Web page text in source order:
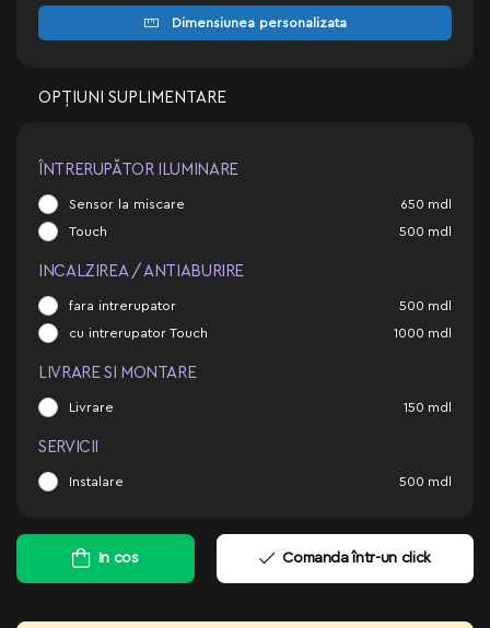
Dimensiunea personalizata
OPȚIUNI SUPLIMENTARE
ÎNTRERUPĂTOR ILUMINARE
Sensor la miscare 650 mdl
Touch 500 mdl
INCALZIREA / ANTIABURIRE
fara intrerupator 500 mdl
cu intrerupator Touch 1000 mdl
LIVRARE SI MONTARE
Livrare 150 mdl
SERVICII
Instalare 500 mdl
In cos Comanda într-un click